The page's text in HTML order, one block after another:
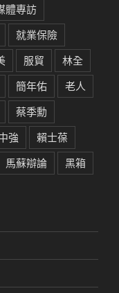
體專訪
就業保險
服貿
林全
簡年佑
老人
蔡季勳
強
賴士葆
馬蘇辯論 黑箱